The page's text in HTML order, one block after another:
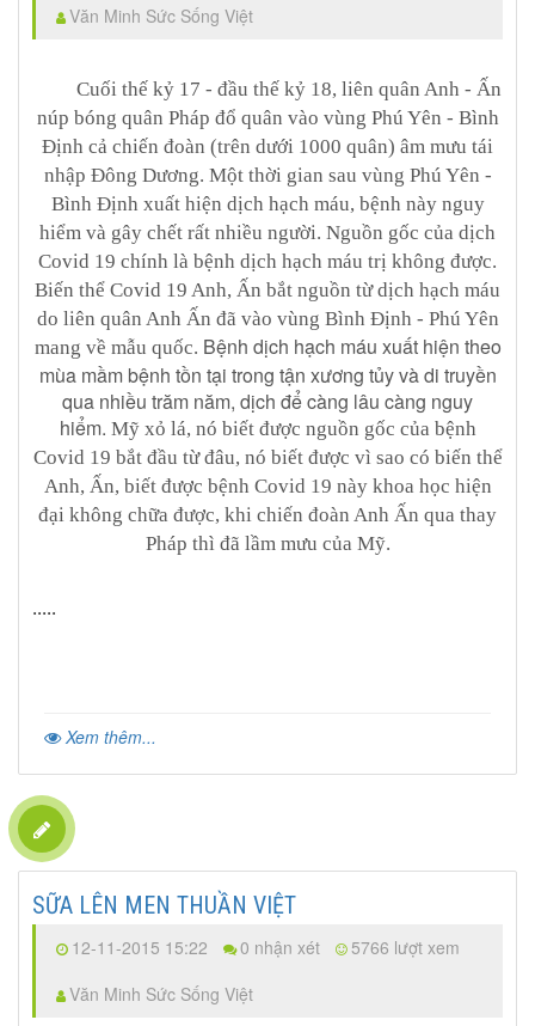
Văn Minh Sức Sống Việt
Cuối thế kỷ 17 - đầu thế kỷ 18, liên quân Anh - Ấn
núp bóng quân Pháp đổ quân vào vùng Phú Yên - Bình
Định cả chiến đoàn (trên dưới 1000 quân) âm mưu tái
nhập Đông Dương. Một thời gian sau vùng Phú Yên -
Bình Định xuất hiện dịch hạch máu, bệnh này nguy
hiểm và gây chết rất nhiều người. Nguồn gốc của dịch
Covid 19 chính là bệnh dịch hạch máu trị không được.
Biến thể Covid 19 Anh, Ấn bắt nguồn từ dịch hạch máu
do liên quân Anh Ấn đã vào vùng Bình Định - Phú Yên
mang về mẫu quốc. Bệnh dịch hạch máu xuất hiện theo
mùa mầm bệnh tồn tại trong tận xương tủy và di truyền
qua nhiều trăm năm, dịch để càng lâu càng nguy
hiểm. Mỹ xỏ lá, nó biết được nguồn gốc của bệnh
Covid 19 bắt đầu từ đâu, nó biết được vì sao có biến thể
Anh, Ấn, biết được bệnh Covid 19 này khoa học hiện
đại không chữa được, khi chiến đoàn Anh Ấn qua thay
Pháp thì đã lầm mưu của Mỹ.
.....
Xem thêm...
SỮA LÊN MEN THUẦN VIỆT
12-11-2015 15:22 0 nhận xét
5766 lượt xem
Văn Minh Sức Sống Việt